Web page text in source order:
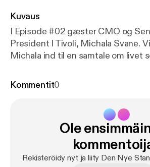
Kuvaus
I Episode #02 gæster CMO og
President I Tivoli, Michala Svane.
Michala ind til en samtale om livet
er at drive og udvikle
www.dennyestandard.dk/michala-
Kommentit0
Ole
Rekisteröidy nyt ja liity Den Nye